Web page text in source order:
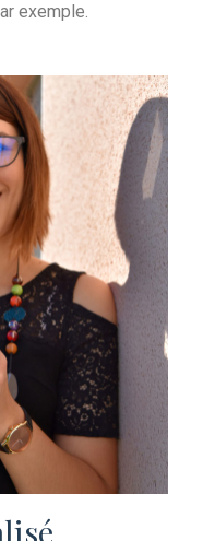
exemple.